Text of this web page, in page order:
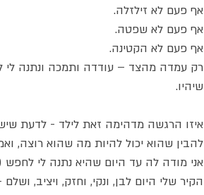
אף פעם לא זילזלה.
אף פעם לא שפטה.
אף פעם לא הקטינה.
רק עמדה מהצד – עודדה ותמכה ונתנה לי
שיהיו.
איזו הרגשה מדהימה זאת לילד - לדעת
להבין שהוא יכול להיות מה שהוא רוצה,
אני מודה לה עד היום שהיא נתנה לי לחפש
הקיר שלי היום לבן, ונקי, וחזק, ויציב,